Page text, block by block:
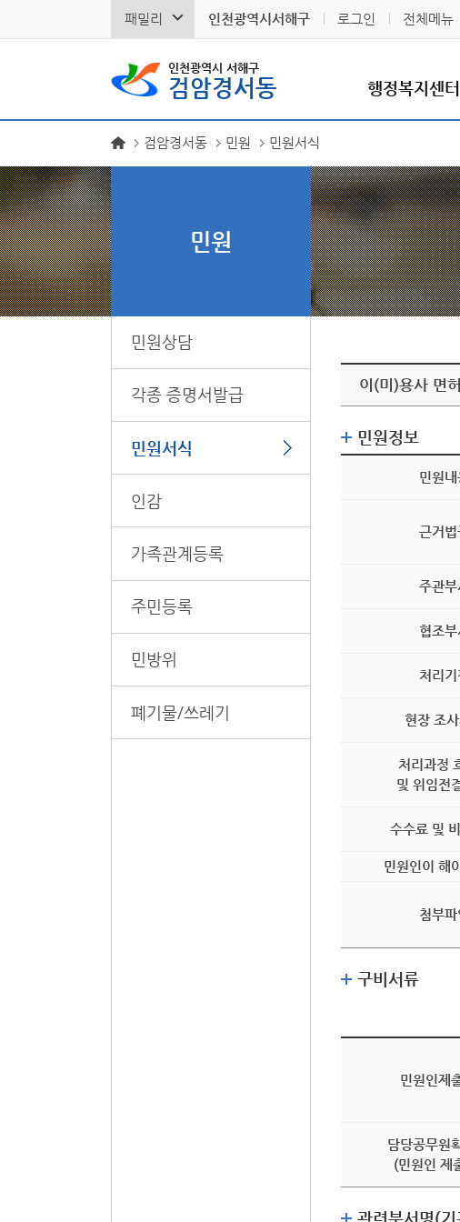
패밀리 인천광역시서해구 로그인 전체메뉴
인천광역시 서해구
검암경서동 행정복지센터
민원
민원상담
각종 증명서발급
민원서식
인감
가족관계등록
주민등록
민방위
폐기물/쓰레기
검암경서동 민원 민원서식
이(미)용사 면
민원정보
민원내
근거법
주관부
협조부
처리기
현장 조
처리과정
및 위임전
수수료 및
민원인이 해
첨부파
구비서류
민원인제
담당공무원
(민원인 제
관련부서명(